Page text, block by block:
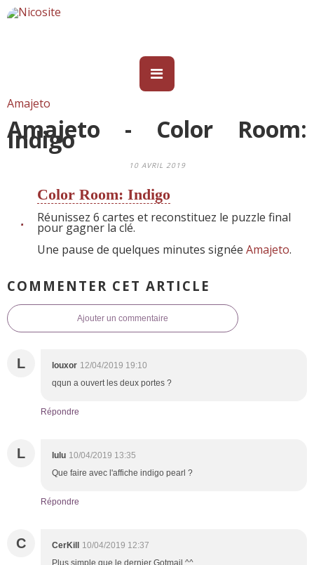
Amajeto
Amajeto - Color Room:
Indigo
10 AVRIL 2019
Color Room: Indigo
Réunissez 6 cartes et reconstituez le puzzle final
pour gagner la clé.
Une pause de quelques minutes signée Amajeto.
COMMENTER CET ARTICLE
Ajouter un commentaire
L louxor 12/04/2019 19:10
qqun a ouvert les deux portes ?
Répondre
L lulu 10/04/2019 13:35
Que faire avec l'affiche indigo pearl ?
Répondre
C CerKill 10/04/2019 12:37
Plus simple que le dernier Gotmail ^^